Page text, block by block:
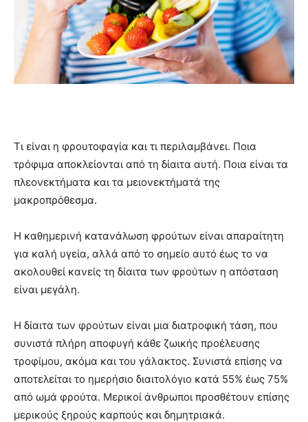
Τι είναι η φρουτοφαγία και τι περιλαμβάνει. Ποια
τρόφιμα αποκλείονται από τη δίαιτα αυτή. Ποια είναι τα
πλεονεκτήματα και τα μειονεκτήματά της
μακροπρόθεσμα.
Η καθημερινή κατανάλωση φρούτων είναι απαραίτητη
για καλή υγεία, αλλά από το σημείο αυτό έως το να
ακολουθεί κανείς τη δίαιτα των φρούτων η απόσταση
είναι μεγάλη.
Η δίαιτα των φρούτων είναι μια διατροφική τάση, που
συνιστά πλήρη αποφυγή κάθε ζωικής προέλευσης
τροφίμου, ακόμα και του γάλακτος. Συνιστά επίσης να
αποτελείται το ημερήσιο διαιτολόγιο κατά 55% έως 75%
από ωμά φρούτα. Μερικοί άνθρωποι προσθέτουν επίσης
μερικούς ξηρούς καρπούς και δημητριακά.